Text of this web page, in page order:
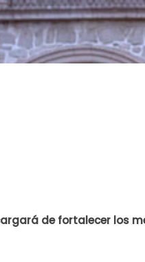
de fortalecer los